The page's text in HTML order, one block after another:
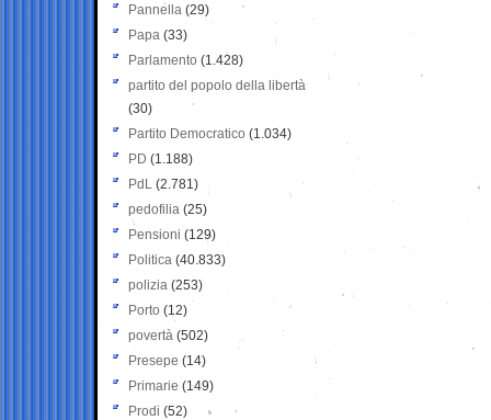
Pannella (29)
Papa (33)
Parlamento (1.428)
partito del popolo della libertà
(30)
Partito Democratico (1.034)
PD (1.188)
PdL (2.781)
pedofilia (25)
Pensioni (129)
Politica (40.833)
polizia (253)
Porto (12)
povertà (502)
Presepe (14)
Primarie (149)
Prodi (52)